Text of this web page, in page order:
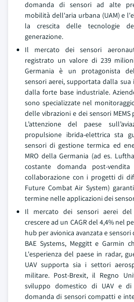
domanda di sensori ad alte
mobilità dell'aria urbana (UAM) e
la crescita delle tecnologie
generazione.
Il mercato dei sensori
registrato un valore di 239
Germania è un protagonista
sensori aerei, supportata dalla sua
dalla forte base industriale.
sono specializzate nel
delle vibrazioni e dei sensori
L’attenzione del paese
propulsione ibrida-elettrica sta
sensori di gestione termica ed
MRO della Germania (ad es.
costante domanda post-
collaborazione con i progetti di
Future Combat Air System)
termine nelle applicazioni dei
Il mercato dei sensori aerei
crescere ad un CAGR del 4,4% nel
hub per avionica avanzata e
BAE Systems, Meggitt e Garmin
L'esperienza del paese in radar,
UAV supporta sia i settori
militare. Post-Brexit, il Regno
sviluppo domestico di UAV e di
domanda di sensori compatti e